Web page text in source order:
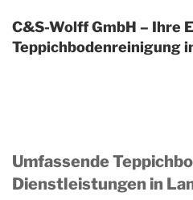
C&S-Wolff GmbH – Ihre
Teppichbodenreinigung
Umfassende
Dienstleistungen in